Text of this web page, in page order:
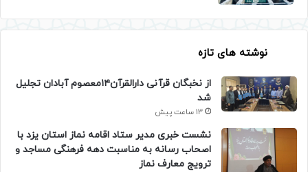
نوشته های تازه
از نخبگان قرآنی دارالقرآن۱۴معصوم آبادان تجلیل
شد
13 ساعت پیش
نشست خبری مدیر ستاد اقامه نماز استان یزد با
اصحاب رسانه به مناسبت دهه فرهنگی مساجد و
ترویج معارف نماز